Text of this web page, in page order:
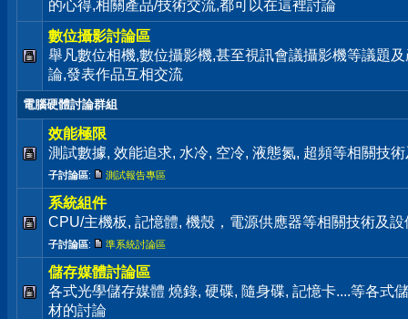
的心得,相關產品/技術交流,都可以在這裡討論
數位攝影討論區
舉凡數位相機,數位攝影機,甚至視訊會議攝影機等議題
論,發表作品互相交流
電腦硬體討論群組
效能極限
測試數據, 效能追求, 水冷, 空冷, 液態氮, 超頻等相關技
子討論區: 測試報告專區
系統組件
CPU/主機板, 記憶體, 機殼，電源供應器等相關技術及
子討論區: 準系統討論區
儲存媒體討論區
各式光學儲存媒體 燒錄, 硬碟, 隨身碟, 記憶卡....等各式
材的討論